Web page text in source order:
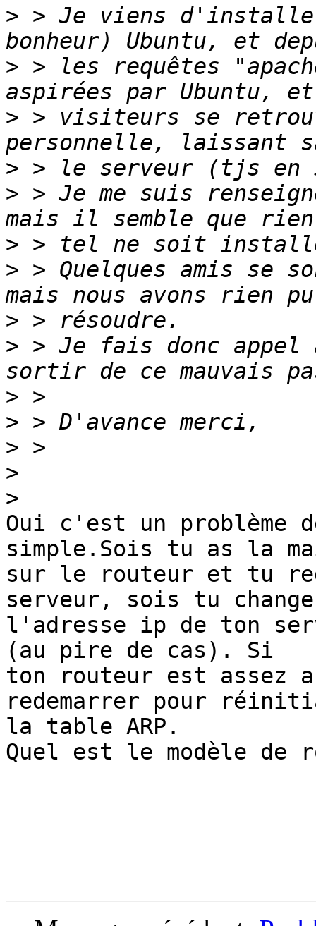
> > Je viens d'installer
> > les requêtes
> > visiteurs se
>
> > Je me suis
>
> > Quelques amis se
>
> > Je fais donc
>
>
>
>
>
Oui c'est un problème
simple.Sois tu as la
sur le routeur et tu
serveur, sois tu change
l'adresse ip de ton
(au pire de cas). Si
ton routeur est assez
redemarrer pour
la table ARP.
Quel est le modèle de